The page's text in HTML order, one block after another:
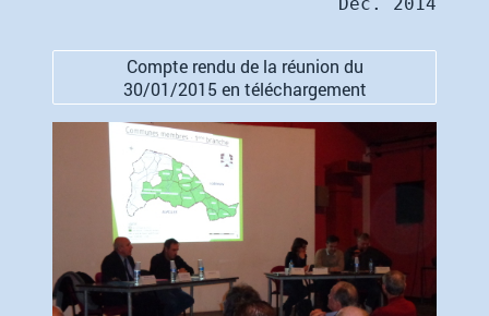
Compte rendu de la réunion du
30/01/2015 en téléchargement